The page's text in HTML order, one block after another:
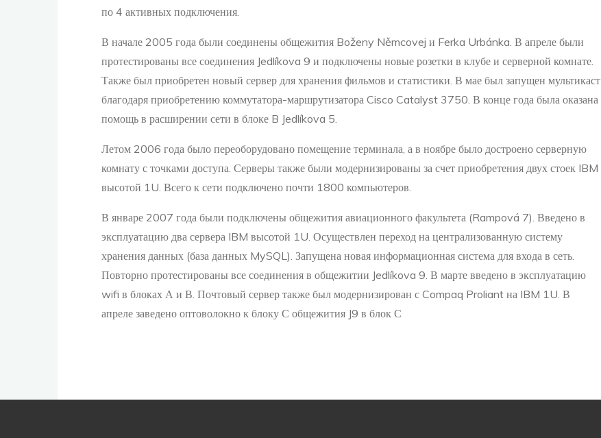
по 4 активных подключения.
В начале 2005 года были соединены общежития Boženy Němcovej и Ferka Urbánka. В апреле были
протестированы все соединения Jedlíkova 9 и подключены новые розетки в клубе и серверной комнате.
Также был приобретен новый сервер для хранения фильмов и статистики. В мае был запущен мультикаст
благодаря приобретению коммутатора-маршрутизатора Cisco Catalyst 3750. В конце года была оказана
помощь в расширении сети в блоке B Jedlíkova 5.
Летом 2006 года было переоборудовано помещение терминала, а в ноябре было достроено серверную
комнату с точками доступа. Серверы также были модернизированы за счет приобретения двух стоек IBM
высотой 1U. Всего к сети подключено почти 1800 компьютеров.
В январе 2007 года были подключены общежития авиационного факультета (Rampová 7). Введено в
эксплуатацию два сервера IBM высотой 1U. Осуществлен переход на централизованную систему
хранения данных (база данных MySQL). Запущена новая информационная система для входа в сеть.
Повторно протестированы все соединения в общежитии Jedlíkova 9. В марте введено в эксплуатацию
wifi в блоках А и В. Почтовый сервер также был модернизирован с Compaq Proliant на IBM 1U. В
апреле заведено оптоволокно к блоку С общежития J9 в блок С